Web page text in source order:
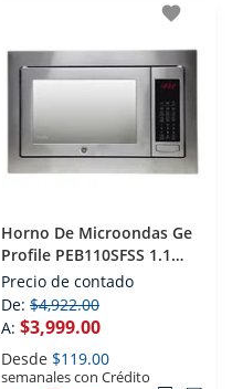
favorite
Horno De Microondas Ge
Profile PEB110SFSS 1.1
Pies Acero Inoxidable
Precio de contado
De: $4,922.00
A: $3,999.00
Desde $119.00
semanales con Crédito